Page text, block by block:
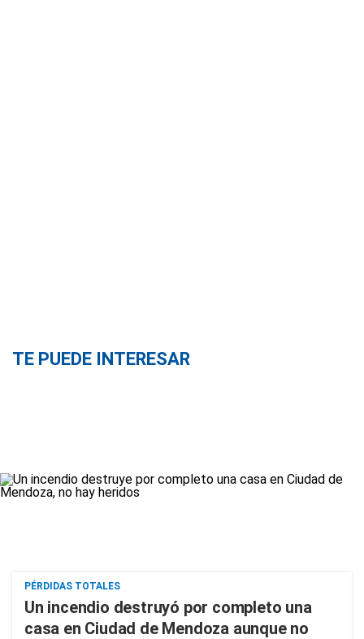
TE PUEDE INTERESAR
PÉRDIDAS TOTALES
Un incendio destruyó por completo una
casa en Ciudad de Mendoza aunque no